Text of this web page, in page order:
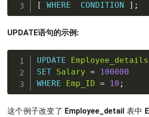
[
WHERE
  CONDITION
] ;
UPDATE语句的示例:
UPDATE
Employee_details
SET Salary =
100000
WHERE
Emp_ID = 10 ;
这个例子改变了 Employee_detail 表中